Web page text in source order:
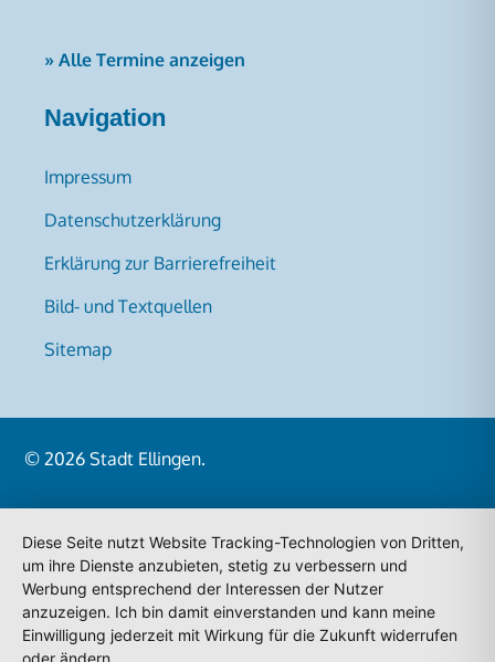
» Alle Termine anzeigen
Navigation
Impressum
Datenschutzerklärung
Erklärung zur Barrierefreiheit
Bild- und Textquellen
Sitemap
© 2026Stadt Ellingen.
Diese Seite nutzt Website Tracking-Technologien von Dritten,
um ihre Dienste anzubieten, stetig zu verbessern und
Werbung entsprechend der Interessen der Nutzer
anzuzeigen. Ich bin damit einverstanden und kann meine
Einwilligung jederzeit mit Wirkung für die Zukunft widerrufen
oder ändern.